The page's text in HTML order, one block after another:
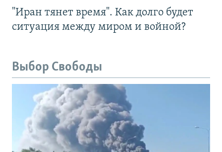
"Иран тянет время". Как долго будет
ситуация между миром и войной?
Выбор Свободы